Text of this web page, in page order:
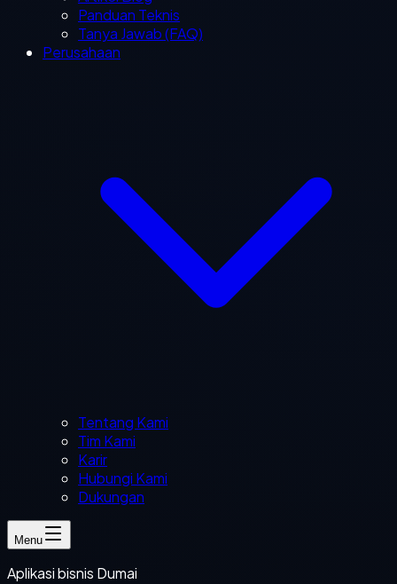
Panduan Teknis
Tanya Jawab (FAQ)
Perusahaan
Tentang Kami
Tim Kami
Karir
Hubungi Kami
Dukungan
Menu
Aplikasi bisnis Dumai